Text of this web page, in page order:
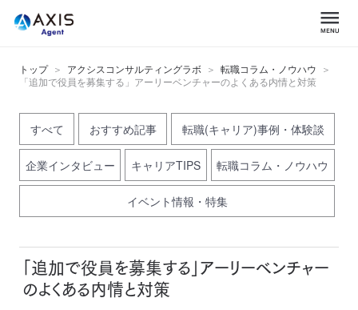
トップ アクシスコンサルティングラボ
転職コラム・ノウハウ
「追加で役員を募集する」アーリーベンチャーのよくある内情と対策
すべて おすすめ記事 転職(キャリア)事例・体験談
企業インタビュー キャリアTIPS 転職コラム・ノウハウ
イベント情報・特集
「追加で役員を募集する」アーリーベンチャー
のよくある内情と対策